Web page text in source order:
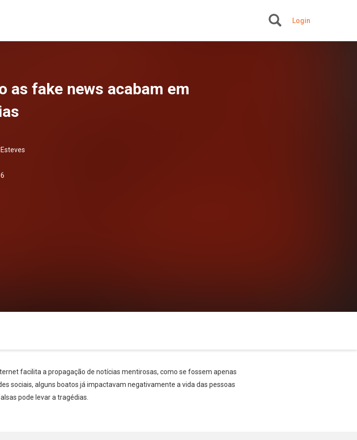
Login
as fake news acabam em
facilita a propagação de notícias mentirosas, como se fossem apenas
sociais, alguns boatos já impactavam negativamente a vida das pessoas
pode levar a tragédias.